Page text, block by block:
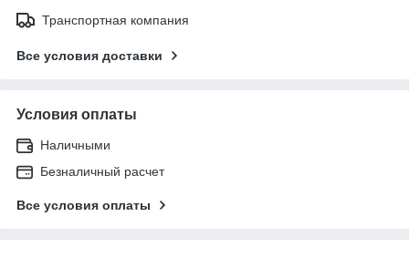
Транспортная компания
Все условия доставки
Условия оплаты
Наличными
Безналичный расчет
Все условия оплаты